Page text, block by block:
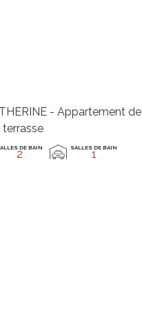
- Appartement de
terrasse
DE BAIN
2 SALLES DE BAIN
1